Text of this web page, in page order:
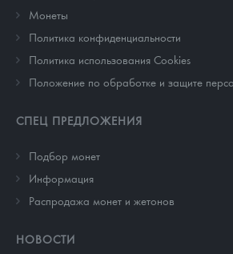
Монеты
Политика конфиденциальности
Политика использования Cookies
Положение по обработке и защите
СПЕЦ ПРЕДЛОЖЕНИЯ
Подбор монет
Информация
Распродажа монет и жетонов
НОВОСТИ